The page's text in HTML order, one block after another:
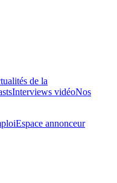
de la
Interviews vidéoNos
Espace annonceur